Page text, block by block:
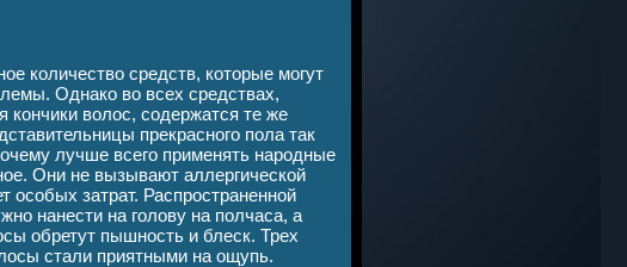
количество средств, которые могут
Однако во всех средствах,
волос, содержатся те же
прекрасного пола так
лучше всего применять народные
Они не вызывают аллергической
особых затрат. Распространенной
нанести на голову на полчаса, а
обретут пышность и блеск. Трех
стали приятными на ощупь.